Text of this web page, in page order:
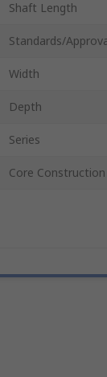
Shaft Length
Standards/
Width
Depth
Series
Core Construction